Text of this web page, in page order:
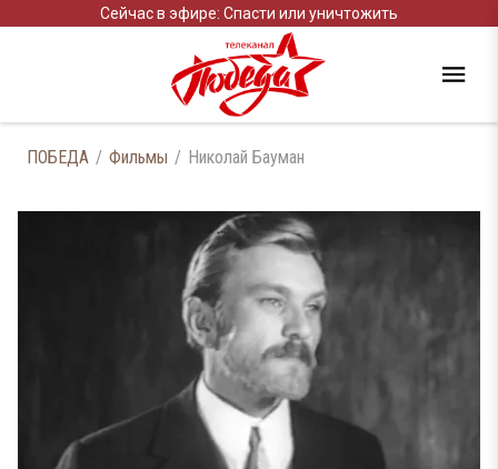
Сейчас в эфире: Спасти или уничтожить
ПОБЕДА Фильмы Николай Бауман